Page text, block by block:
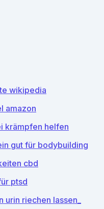
wikipedia
amazon
krämpfen helfen
gut für bodybuilding
cbd
ptsd
urin riechen lassen_